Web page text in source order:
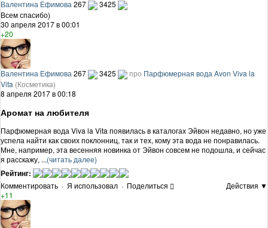
Валентина Ефимова 267
3425
Всем спасибо)
30 апреля 2017 в 00:01
+20
Валентина Ефимова 267 3425 про Парфюмерная вода Avon Viva la
Vita (Косметика)
8 апреля 2017 в 00:18
Аромат на любителя
Парфюмерная вода Viva la Vita появилась в каталогах Эйвон недавно, но уже
успела найти как своих поклонниц, так и тех, кому эта вода не понравилась.
Мне, например, эта весенняя новинка от Эйвон совсем не подошла, и сейчас
я расскажу, ...(читать далее)
Рейтинг:
Комментировать · Я использовал · Поделиться
Действия ▼
+11